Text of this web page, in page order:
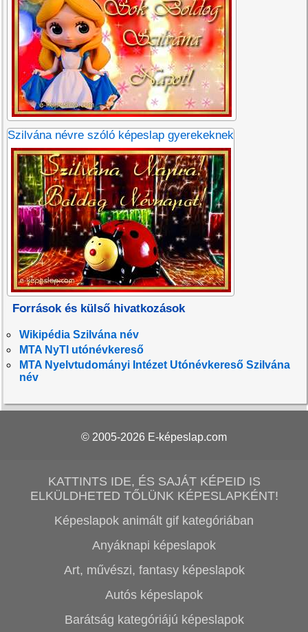
Szilvána névre szóló képeslap gyerekeknek
Források és külső hivatkozások
Wikipédia Szilvána név
MTA NyTI utónévkereső
MTA Nyelvtudományi Intézet Utónévkereső Szilvána
név
© 2005-2026 E-képeslap.com
KATTINTS IDE, ÉS SAJÁT KÉPEID IS
ELKÜLDHETED TŐLÜNK KÉPESLAPKÉNT!
Képeslapok animált gif kategóriában
Anyáknapi képeslapok
Art, művészi, fantasy képeslapok
Autós képeslapok
Barátság kategóriájú képeslapok